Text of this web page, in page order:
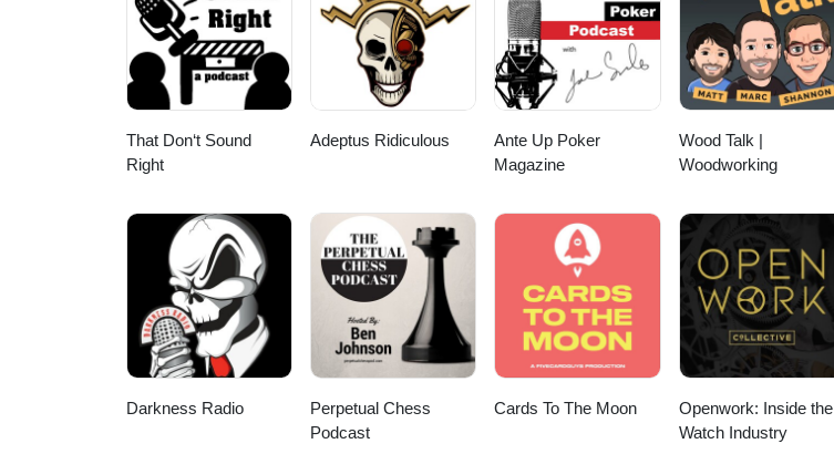
That Don‘t Sound
Right
Adeptus Ridiculous
Ante Up Poker
Magazine
Wood Talk |
Woodworking
Darkness Radio
Perpetual Chess
Podcast
Cards To The Moon
Openwork: Inside the
Watch Industry